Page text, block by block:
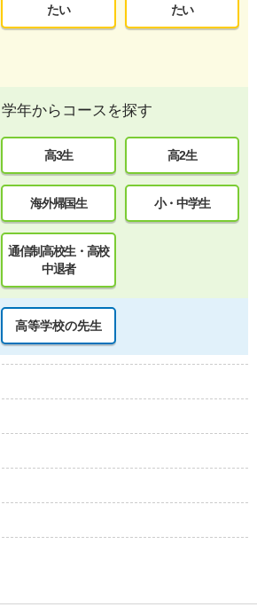
たい
たい
学年からコースを探す
高3生 高2生
海外帰国生 小・中学生
通信制高校生・高校
中退者
高等学校の先生